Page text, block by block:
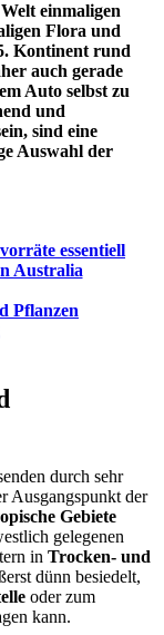
einmaligen
Flora und
Kontinent rund
auch gerade
Auto selbst zu
und
sind eine
Auswahl der
essentiell
Australia
Pflanzen
durch sehr
Ausgangspunkt der
Gebiete
gelegenen
in Trocken- und
dünn besiedelt,
oder zum
kann.